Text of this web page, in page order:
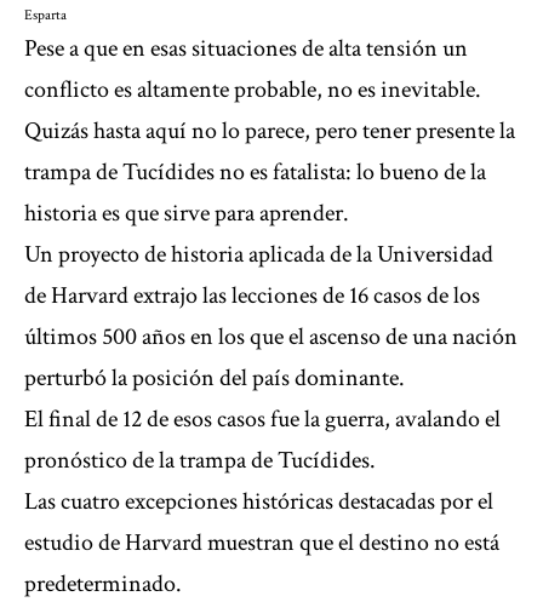
Esparta
Pese a que en esas situaciones de alta tensión un
conflicto es altamente probable, no es inevitable.
Quizás hasta aquí no lo parece, pero tener presente la
trampa de Tucídides no es fatalista: lo bueno de la
historia es que sirve para aprender.
Un proyecto de historia aplicada de la Universidad
de Harvard extrajo las lecciones de 16 casos de los
últimos 500 años en los que el ascenso de una nación
perturbó la posición del país dominante.
El final de 12 de esos casos fue la guerra, avalando el
pronóstico de la trampa de Tucídides.
Las cuatro excepciones históricas destacadas por el
estudio de Harvard muestran que el destino no está
predeterminado.